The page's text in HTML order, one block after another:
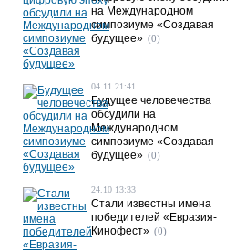
на Международном
симпозиуме «Создавая
будущее» (0)
04.11 21:41
Будущее человечества
обсудили на
Международном
симпозиуме «Создавая
будущее» (0)
24.10 13:33
Стали известны имена
победителей «Евразия-
Кинофест» (0)